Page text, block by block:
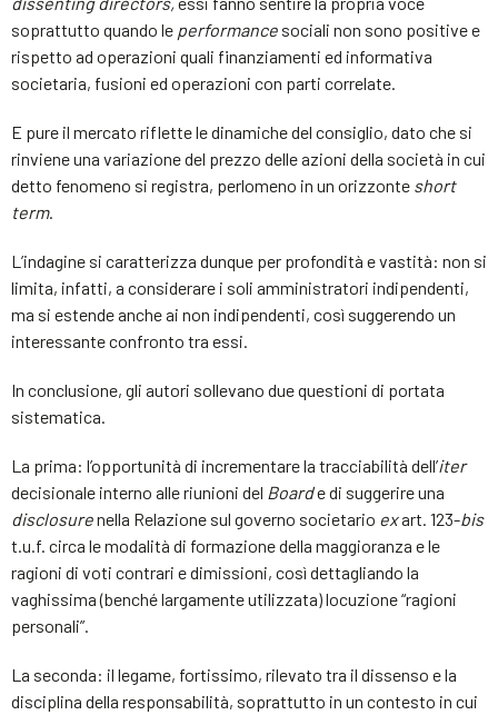
soprattutto quando le performance sociali non sono positive e
rispetto ad operazioni quali finanziamenti ed informativa
societaria, fusioni ed operazioni con parti correlate.
E pure il mercato riflette le dinamiche del consiglio, dato che si
rinviene una variazione del prezzo delle azioni della società in cui
detto fenomeno si registra, perlomeno in un orizzonte short
term.
L’indagine si caratterizza dunque per profondità e vastità: non si
limita, infatti, a considerare i soli amministratori indipendenti,
ma si estende anche ai non indipendenti, così suggerendo un
interessante confronto tra essi.
In conclusione, gli autori sollevano due questioni di portata
sistematica.
La prima: l’opportunità di incrementare la tracciabilità dell’iter
decisionale interno alle riunioni del Boarde di suggerire una
disclosurenella Relazione sul governo societario exart. 123-bis
t.u.f. circa le modalità di formazione della maggioranza e le
ragioni di voti contrari e dimissioni, così dettagliando la
vaghissima (benché largamente utilizzata) locuzione “ragioni
personali”.
La seconda: il legame, fortissimo, rilevato tra il dissenso e la
disciplina della responsabilità, soprattutto in un contesto in cui